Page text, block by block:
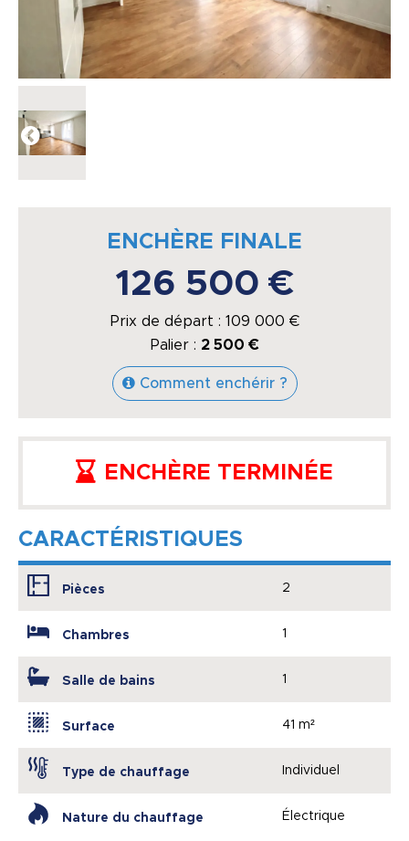
ENCHÈRE FINALE
126 500 €
Prix de départ : 109 000 €
Palier : 2 500 €
Comment enchérir ?
ENCHÈRE TERMINÉE
CARACTÉRISTIQUES
Pièces 2
Chambres 1
Salle de bains 1
Surface 41 m²
Type de chauffage Individuel
Nature du chauffage Électrique